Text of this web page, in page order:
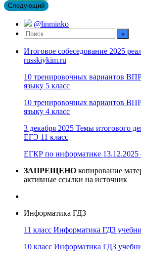
Следующий
@linminko
Итоговое собеседование 2025
russkiykim.ru
10 тренировочных вариантов
языку 5 класс
10 тренировочных вариантов
языку 4 класс
3 декабря 2025 Темы итогового
ЕГЭ 11 класс
ЕГКР по информатике
ЗАПРЕЩЕНО копирование
активные ссылки на источник
Информатика ГДЗ
11 класс Информатика ГДЗ
10 класс Информатика ГДЗ